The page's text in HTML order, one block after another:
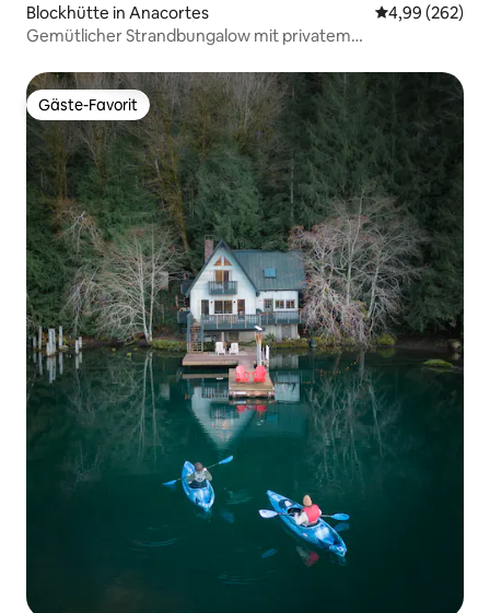
Blockhütte in Anacortes
4,99 (262)
Gemütlicher Strandbungalow mit privatem
Gäste-Favorit
Gäste-Favorit